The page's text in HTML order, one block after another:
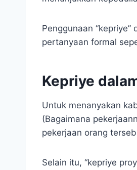
Penggunaan
pertanyaan formal
Kepriye
Untuk menanyakan
(Bagaimana
pekerjaan orang
Selain itu, “kepriye